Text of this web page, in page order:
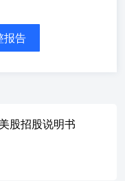
dated June 2, 2026,
common stock offered by
stock, par value $0.001 per
will be made
an “at the market
the Securities Act of
报告
股招股说明书